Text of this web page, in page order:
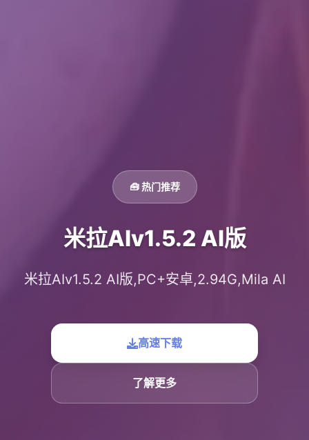
🧰 热门推荐
米拉AIv1.5.2 AI版
米拉AIv1.5.2 AI版,PC+安卓,2.94G,Mila AI
高速下载
了解更多